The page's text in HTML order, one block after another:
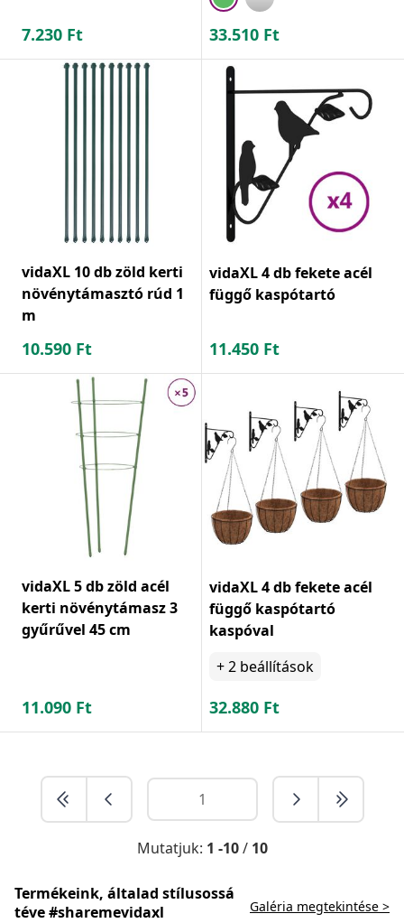
7.230 Ft 33.510 Ft
vidaXL 10 db zöld kerti
növénytámasztó rúd 1
m
10.590 Ft
vidaXL 4 db fekete acél
függő kaspótartó
11.450 Ft
vidaXL 5 db zöld acél
kerti növénytámasz 3
gyűrűvel 45 cm
11.090 Ft
vidaXL 4 db fekete acél
függő kaspótartó
kaspóval
+2 beállítások
32.880 Ft
Mutatjuk: 1 -10/ 10
Termékeink, általad stílusossá
téve #sharemevidaxl
Galéria megtekintése >